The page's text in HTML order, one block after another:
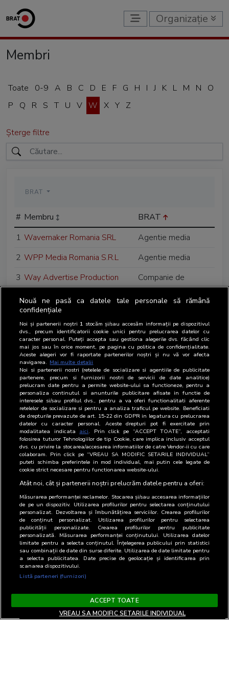
Organizație
Membri
Toate 0-9 A B C D E F G H I J K L M N
O
P
Q R S T U V W X Y Z
Șterge filtre
BRAT
# Membru
BRAT
1 Wavemaker Romania SRL
Agentie media
2 WPP Media Romania S.R.L
Agentie media
3 Way Advertise Production
SRL
Companie de
outdoor
4 Wink Network SRL
outdoor
Nouă ne pasă ca datele tale personale să rămână
confidențiale
Noi și partenerii noștri 1 stocăm și/sau accesăm informații pe dispozitivul
dvs., precum identificatorii cookie unici pentru prelucrarea datelor cu
caracter personal. Puteți accepta sau gestiona alegerile dvs. făcând clic
mai jos sau în orice moment, pe pagina cu politica de confidențialitate.
Aceste alegeri vor fi raportate partenerilor noștri și nu vă vor afecta
navigarea. Mai multe detalii
Noi si partenerii nostri (retelele de socializare si agentiile de publicitate
partenere, precum si furnizorii nostri de servicii de date analitice)
prelucram date pentru a permite website-ului sa functioneze, pentru a
personaliza continutul si anunturile publicitare afisate in functie de
interesele si/sau profilul dvs., pentru a va oferi functionalitati aferente
retelelor de socializare si pentru a analiza traficul pe website. Beneficiati
de drepturile prevazute de art. 15-22 din GDPR in legatura cu prelucrarea
datelor cu caracter personal. Aceste drepturi pot fi exercitate prin
modalitatea indicata aici. Prin click pe “ACCEPT TOATE”, acceptati
folosirea tuturor Tehnologiilor de tip Cookie, care implica inclusiv acceptul
dvs. cu privire la stocarea/accesarea informatiilor de catre Vendor-ii cu care
colaboram. Prin click pe “VREAU SA MODIFIC SETARILE INDIVIDUAL”
puteti schimba preferintele in mod individual, mai putin cele legate de
cookie strict necesare pentru functionarea website-ului.
Atât noi, cât și partenerii noștri prelucrăm datele pentru a oferi:
Măsurarea performanței reclamelor. Stocarea și/sau accesarea informațiilor
de pe un dispozitiv. Utilizarea profilurilor pentru selectarea conținutului
personalizat. Dezvoltarea și îmbunătățirea serviciilor. Crearea profilurilor
de conținut personalizat. Utilizarea profilurilor pentru selectarea
publicității personalizate. Crearea profilurilor pentru publicitate
personalizată. Măsurarea performanței conținutului. Utilizarea datelor
limitate pentru a selecta conținutul. Înțelegerea publicului prin statistici
sau combinații de date din surse diferite. Utilizarea de date limitate pentru
a selecta publicitatea. Date precise de geolocație și identificarea prin
scanarea dispozitivului.
Listă parteneri (furnizori)
ACCEPT TOATE
VREAU SA MODIFIC SETARILE INDIVIDUAL